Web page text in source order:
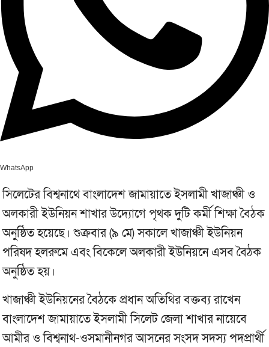
WhatsApp
সিলেটের বিশ্বনাথে বাংলাদেশ জামায়াতে ইসলামী খাজাঞ্চী ও
অলকারী ইউনিয়ন শাখার উদ্যোগে পৃথক দুটি কর্মী শিক্ষা বৈঠক
অনুষ্ঠিত হয়েছে। শুক্রবার (৯ মে) সকালে খাজাঞ্চী ইউনিয়ন
পরিষদ হলরুমে এবং বিকেলে অলকারী ইউনিয়নে এসব বৈঠক
অনুষ্ঠিত হয়।
খাজাঞ্চী ইউনিয়নের বৈঠকে প্রধান অতিথির বক্তব্য রাখেন
বাংলাদেশ জামায়াতে ইসলামী সিলেট জেলা শাখার নায়েবে
আমীর ও বিশ্বনাথ-ওসমানীনগর আসনের সংসদ সদস্য পদপ্রার্থী